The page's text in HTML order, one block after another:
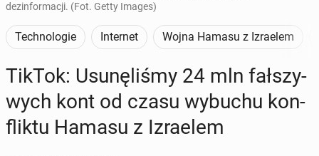
dezinformacji. (Fot. Getty Images)
Technologie Internet Wojna Hamasu z Izraelem
TikTok: Usu­nę­li­śmy 24 mln fał­szy­
wych kont od czasu wybuchu kon­
flik­tu Hamasu z Izra­elem